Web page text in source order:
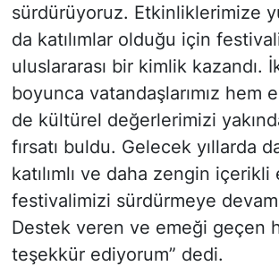
sürdürüyoruz. Etkinliklerimize
da katılımlar olduğu için
uluslararası bir kimlik kazandı.
boyunca vatandaşlarımız hem
de kültürel değerlerimizi
fırsatı buldu. Gelecek yıllarda
katılımlı ve daha zengin
festivalimizi sürdürmeye
Destek veren ve emeği geçen
teşekkür ediyorum” dedi.